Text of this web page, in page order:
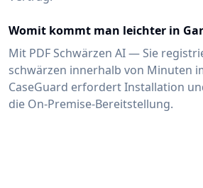
Womit kommt man leichter in
Mit PDF Schwärzen AI — Sie
schwärzen innerhalb von Minuten
CaseGuard erfordert Installation
die On-Premise-Bereitstellung.